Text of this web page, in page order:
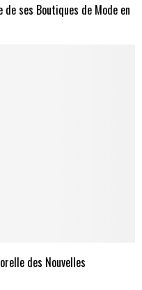
ses Boutiques de Mode en
des Nouvelles